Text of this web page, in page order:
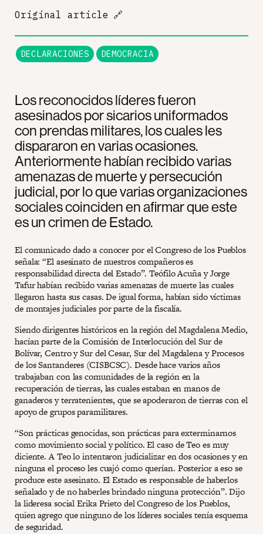
Los reconocidos líderes fueron
asesinados por sicarios uniformados
con prendas militares, los cuales les
dispararon en varias ocasiones.
Anteriormente habían recibido varias
amenazas de muerte y persecución
judicial, por lo que varias organizaciones
sociales coinciden en afirmar que este
es un crimen de Estado.
El comunicado dado a conocer por el Congreso de los Pueblos
señala: “El asesinato de nuestros compañeros es
responsabilidad directa del Estado”. Teófilo Acuña y Jorge
Tafur habían recibido varias amenazas de muerte las cuales
llegaron hasta sus casas. De igual forma, habían sido víctimas
de montajes judiciales por parte de la fiscalía.
Siendo dirigentes históricos en la región del Magdalena Medio,
hacían parte de la Comisión de Interlocución del Sur de
Bolívar, Centro y Sur del Cesar, Sur del Magdalena y Procesos
de los Santanderes (CISBCSC). Desde hace varios años
trabajaban con las comunidades de la región en la
recuperación de tierras, las cuales estaban en manos de
ganaderos y terratenientes, que se apoderaron de tierras con el
apoyo de grupos paramilitares.
“Son prácticas genocidas, son prácticas para exterminarnos
como movimiento social y político. El caso de Teo es muy
diciente. A Teo lo intentaron judicializar en dos ocasiones y en
ninguna el proceso les cuajó como querían. Posterior a eso se
produce este asesinato. El Estado es responsable de haberlos
señalado y de no haberles brindado ninguna protección”. Dijo
la lideresa social Erika Prieto del Congreso de los Pueblos,
quien agrego que ninguno de los líderes sociales tenía esquema
de seguridad.
Original article 🔗
DECLARACIONES DEMOCRACIA